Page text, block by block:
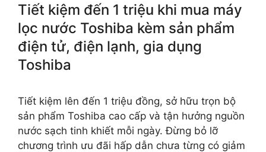
Tiết kiệm đến 1 triệu khi mua máy
lọc nước Toshiba kèm sản phẩm
điện tử, điện lạnh, gia dụng
Toshiba
Tiết kiệm lên đến 1 triệu đồng, sở hữu trọn bộ
sản phẩm Toshiba cao cấp và tận hưởng nguồn
nước sạch tinh khiết mỗi ngày. Đừng bỏ lỡ
chương trình ưu đãi hấp dẫn chưa từng có giảm